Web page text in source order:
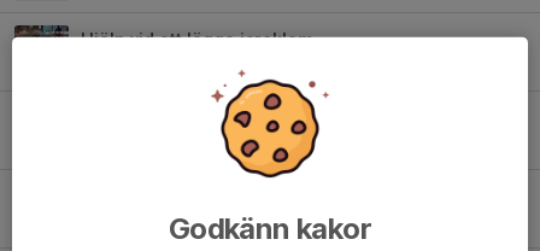
Hjälp vid att lägga isreklam
Kallelse till möte kring Isschema
10 jul, 11:12 1
Godkänn kakor